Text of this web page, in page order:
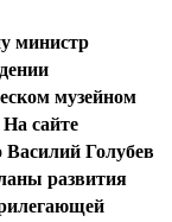
министр
музейном
сайте
Василий Голубев
развития